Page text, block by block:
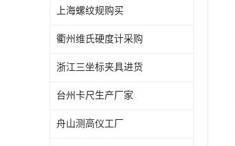
上海螺纹规购买
衢州维氏硬度计采购
浙江三坐标夹具进货
台州卡尺生产厂家
舟山测高仪工厂